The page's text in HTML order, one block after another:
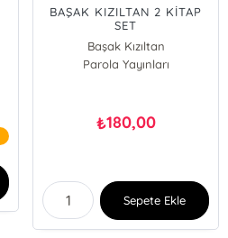
BAŞAK KIZILTAN 2 KİTAP
SET
Başak Kızıltan
Parola Yayınları
₺180,00
Sepete Ekle